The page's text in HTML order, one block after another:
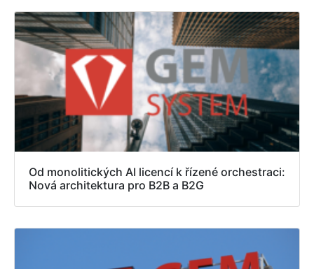
Od monolitických AI licencí k řízené orchestraci:
Nová architektura pro B2B a B2G